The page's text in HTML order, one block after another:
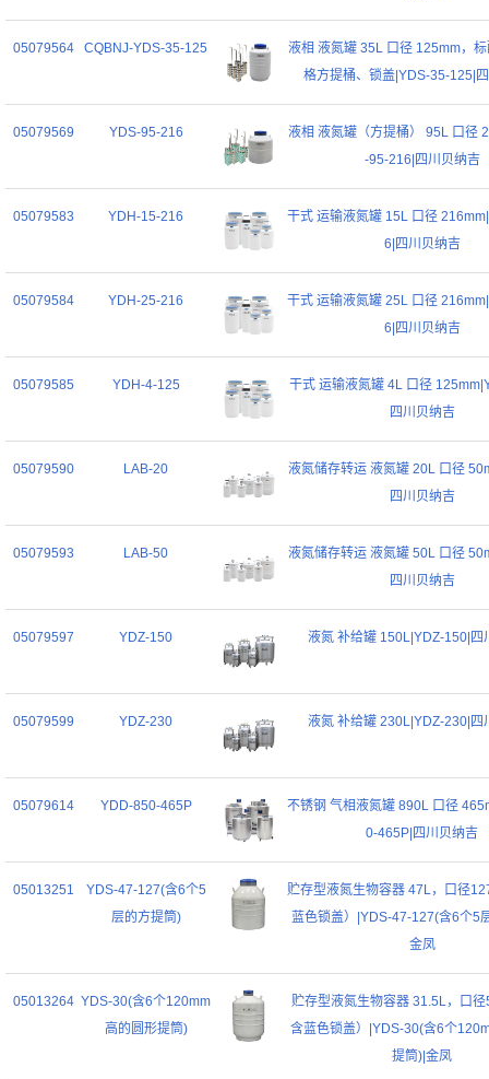
05079564 CQBNJ-YDS-35-125
液相 液氮罐 35L 口径 125mm，
格方提桶、锁盖|YDS-35-125|
05079569 YDS-95-216
液相 液氮罐（方提桶） 95L 口径
-95-216|四川贝纳吉
05079583 YDH-15-216
干式 运输液氮罐 15L 口径
6|四川贝纳吉
05079584 YDH-25-216
干式 运输液氮罐 25L 口径
6|四川贝纳吉
05079585 YDH-4-125
干式 运输液氮罐 4L 口径
四川贝纳吉
05079590 LAB-20
液氮储存转运 液氮罐 20L 口径
四川贝纳吉
05079593 LAB-50
液氮储存转运 液氮罐 50L 口径
四川贝纳吉
05079597 YDZ-150 液氮 补给罐 150L|YDZ-150|四
05079599 YDZ-230 液氮 补给罐 230L|YDZ-230|四
05079614 YDD-850-465P
不锈钢 气相液氮罐 890L 口径
0-465P|四川贝纳吉
05013251
YDS-47-127(含6个5
层的方提筒)
贮存型液氮生物容器 47L，口径
蓝色锁盖）|YDS-47-127(含6个5
金凤
05013264 YDS-30(含6个120mm
高的圆形提筒)
贮存型液氮生物容器 31.5L，口
含蓝色锁盖）|YDS-30(含6个
提筒)|金凤